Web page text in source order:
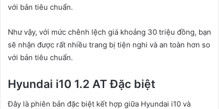
với bản tiêu chuẩn.
Như vậy, với mức chênh lệch giá khoảng 30 triệu đồng, bạn
sẽ nhận được rất nhiều trang bị tiện nghi và an toàn hơn so
với bản tiêu chuẩn.
Hyundai i10 1.2 AT Đặc biệt
Đây là phiên bản đặc biệt kết hợp giữa Hyundai i10 và